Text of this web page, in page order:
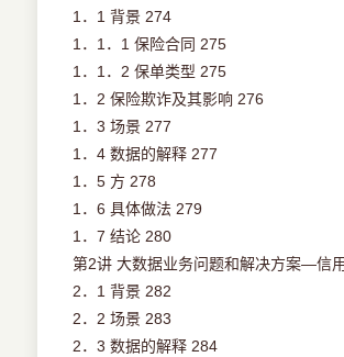
1．1 背景 274
1．1．1 保险合同 275
1．1．2 保单类型 275
1．2 保险欺诈及其影响 276
1．3 场景 277
1．4 数据的解释 277
1．5 方 278
1．6 具体做法 279
1．7 结论 280
第2讲 大数据业务问题和解决方案—信
2．1 背景 282
2．2 场景 283
2．3 数据的解释 284